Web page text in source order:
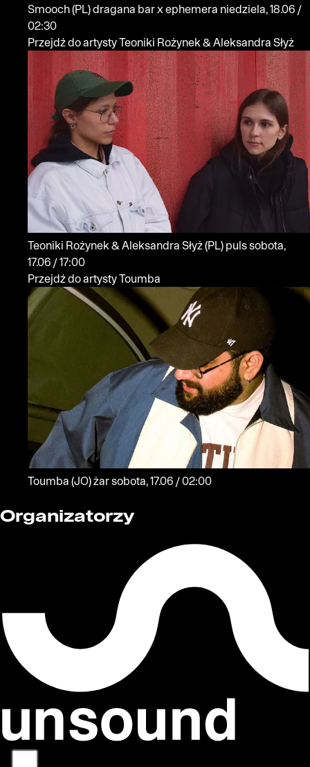
Smooch(PL)dragana bar x ephemera niedziela, 18.06 /
02:30
Przejdź do artysty Teoniki Rożynek & Aleksandra Słyż
Teoniki Rożynek & Aleksandra Słyż(PL) pulssobota,
17.06 / 17:00
Przejdź do artysty Toumba
Toumba (JO)żar sobota, 17.06 / 02:00
Organizatorzy